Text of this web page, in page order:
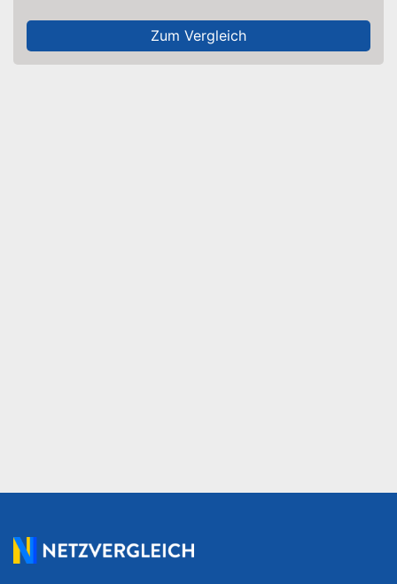
Zum Vergleich